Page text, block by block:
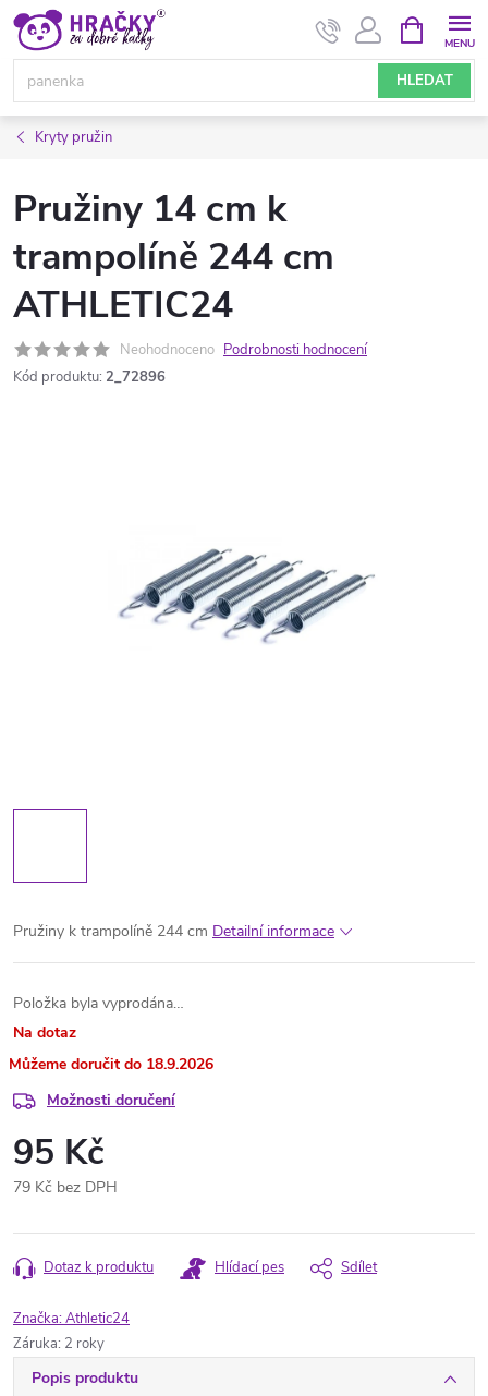
Přejít
obsah
HLEDAT
NÁKUPNÍ
KOŠÍK
Kryty pružin
Pružiny 14 cm k
trampolíně 244 cm
ATHLETIC24
Neohodnoceno Podrobnosti hodnocení
Kód produktu: 2_72896
Pružiny k trampolíně 244 cm Detailní informace
Položka byla vyprodána…
Na dotaz
18.9.2026
Možnosti doručení
95 Kč
79 Kč bez DPH
cena:
Dotaz k produktu Hlídací pes Sdílet
Značka:Athletic24
Záruka: 2 roky
Popis produktu